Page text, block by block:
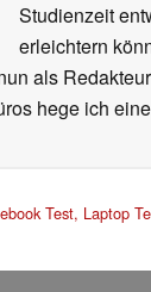
Studienzeit
erleichtern
als
hege ich
Test, Laptop